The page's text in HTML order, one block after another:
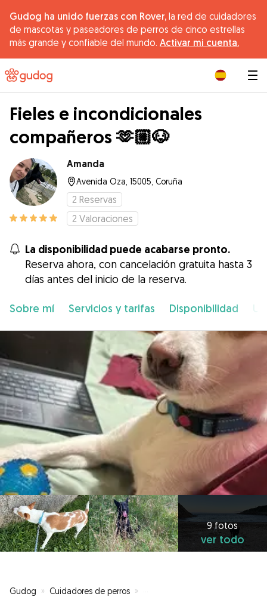
Gudog ha unido fuerzas con Rover, la red de cuidadores
de mascotas y paseadores de perros de cinco estrellas
más grande y confiable del mundo. Activar mi cuenta.
Fieles e incondicionales
compañeros 🫶🏼🐶
Amanda
Avenida Oza, 15005, Coruña
2 Reservas
2 Valoraciones
La disponibilidad puede acabarse pronto.
Reserva ahora, con cancelación gratuita hasta 3
días antes del inicio de la reserva.
Sobre mí Servicios y tarifas Disponibilidad
9 fotos
ver todo
Gudog » Cuidadores de perros » Cuidadores de perros en Coruña